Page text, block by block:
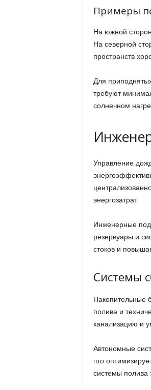
Примеры
На южной
На северной
пространств
Для
требуют
солнечном
Управление
энергозатрат.
Инженерные
резервуары и
стоков и
Системы
Накопительные
полива и
канализацию и
Автономные
что
системы полива